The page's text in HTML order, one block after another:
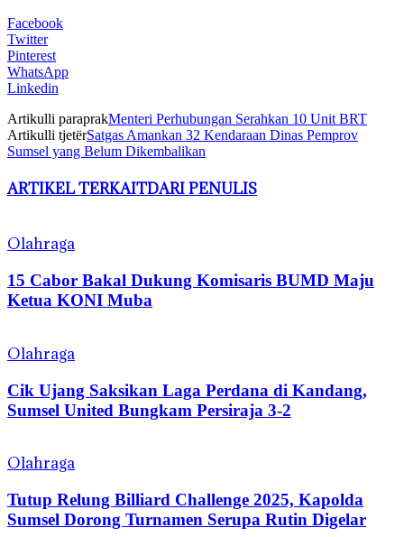
Facebook
Twitter
Pinterest
WhatsApp
Linkedin
Artikulli paraprakMenteri Perhubungan Serahkan 10 Unit BRT
Artikulli tjetërSatgas Amankan 32 Kendaraan Dinas Pemprov
Sumsel yang Belum Dikembalikan
ARTIKEL TERKAITDARI PENULIS
Olahraga
15 Cabor Bakal Dukung Komisaris BUMD Maju
Ketua KONI Muba
Olahraga
Cik Ujang Saksikan Laga Perdana di Kandang,
Sumsel United Bungkam Persiraja 3-2
Olahraga
Tutup Relung Billiard Challenge 2025, Kapolda
Sumsel Dorong Turnamen Serupa Rutin Digelar